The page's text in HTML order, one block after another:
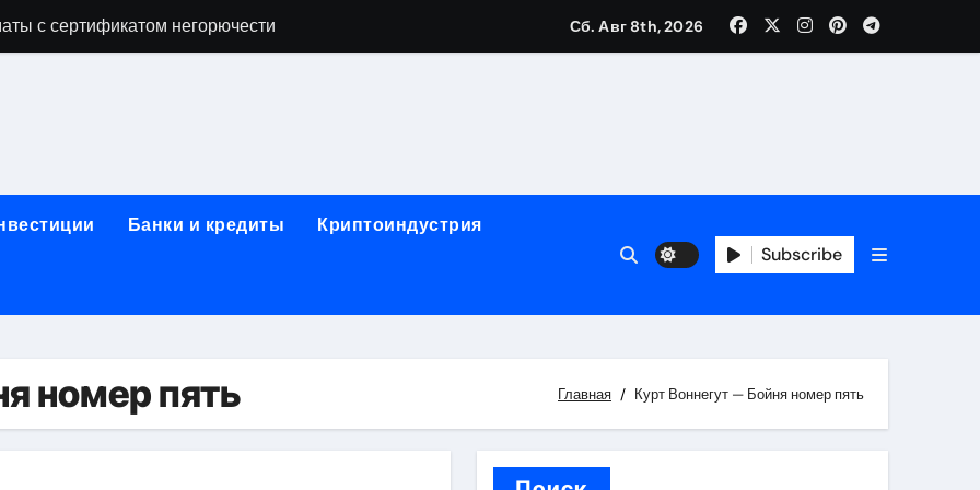
с сертификатом негорючести
и направляющих для конвейерных лент
лотков для хранения электронных компонентов
этапы строительства, проверка застройщика и сценарии оформления сделки
информация о сельскохозяйственных предприятиях
станций серий T330 и T990
Сб. Авг 8th, 2026
Банки и кредиты Криптоиндустрия
Subscribe
номер пять Главная Курт Воннегут — Бойня номер пять